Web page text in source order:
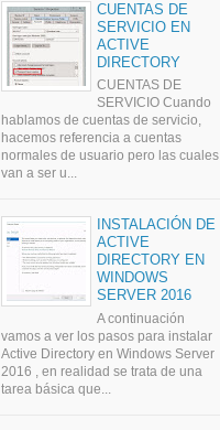
CUENTAS DE
SERVICIO EN
ACTIVE
DIRECTORY
CUENTAS DE
SERVICIO Cuando
hablamos de cuentas de servicio,
hacemos referencia a cuentas
normales de usuario pero las cuales
van a ser u...
INSTALACIÓN DE
ACTIVE
DIRECTORY EN
WINDOWS
SERVER 2016
A continuación
vamos a ver los pasos para instalar
Active Directory en Windows Server
2016 , en realidad se trata de una
tarea básica que...